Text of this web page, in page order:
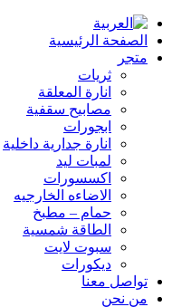
الصفحة الرئيسية
متجر
ثريات
انارة المعلقة
مصابيح سقفية
ابجورات
انارة جدارية داخلية
لمبات ليد
اكسسورات
الاضاءه الخارجیه
حمام – مطبخ
الطاقة شمسية
سبوت لايت
ديكورات
تواصل معنا
من نحن